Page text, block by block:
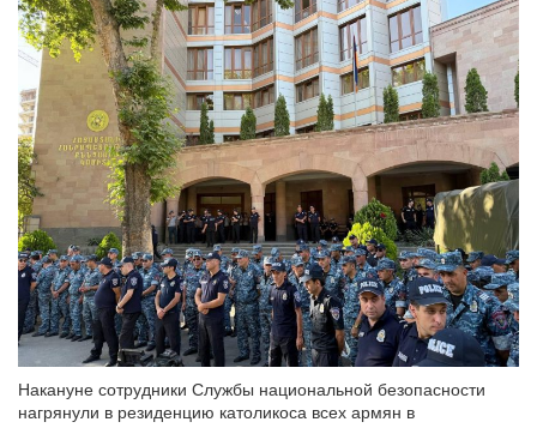
Накануне сотрудники Службы национальной безопасности
нагрянули в резиденцию католикоса всех армян в